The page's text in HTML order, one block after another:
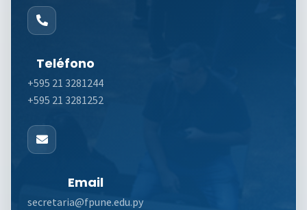
Teléfono
+595 21 3281244
+595 21 3281252
Email
secretaria@fpune.edu.py